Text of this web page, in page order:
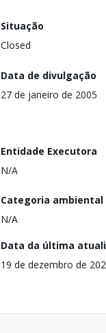
Situação
Closed
Data de divulgação
27 de janeiro de 2005
Entidade Executora
N/A
Categoria ambiental
N/A
Data da última
19 de dezembro de